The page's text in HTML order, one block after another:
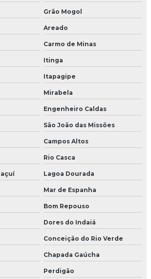
Grão Mogol
Areado
Carmo de Minas
Itinga
Itapagipe
Mirabela
Engenheiro Caldas
São João das Missões
Campos Altos
Rio Casca
Lagoa Dourada
Mar de Espanha
Bom Repouso
Dores do Indaiá
Conceição do Rio Verde
Chapada Gaúcha
Perdigão